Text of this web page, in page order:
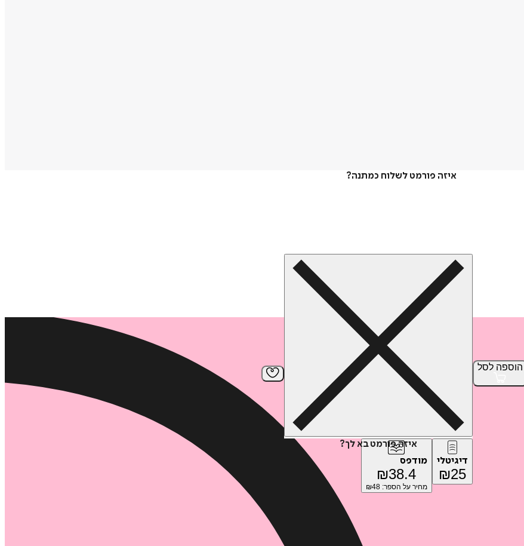
איזה פורמט לשלוח כמתנה?
הוספה לסל
איזה פורמט בא לך?
דיגיטלי
₪25
מודפס
₪38.4
מחיר על הספר: ₪48